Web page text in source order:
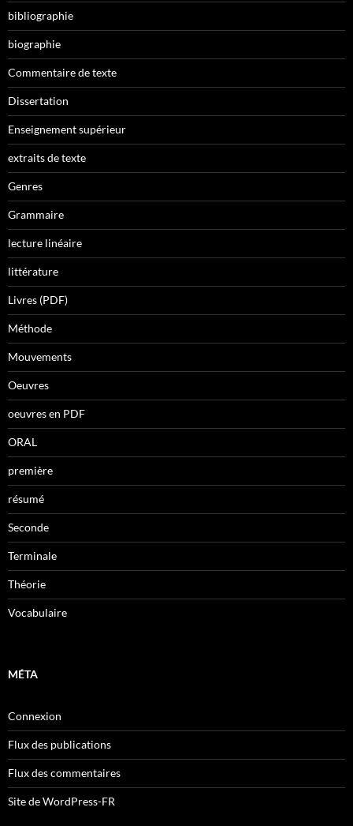
bibliographie
biographie
Commentaire de texte
Dissertation
Enseignement supérieur
extraits de texte
Genres
Grammaire
lecture linéaire
littérature
Livres (PDF)
Méthode
Mouvements
Oeuvres
oeuvres en PDF
ORAL
première
résumé
Seconde
Terminale
Théorie
Vocabulaire
MÉTA
Connexion
Flux des publications
Flux des commentaires
Site de WordPress-FR